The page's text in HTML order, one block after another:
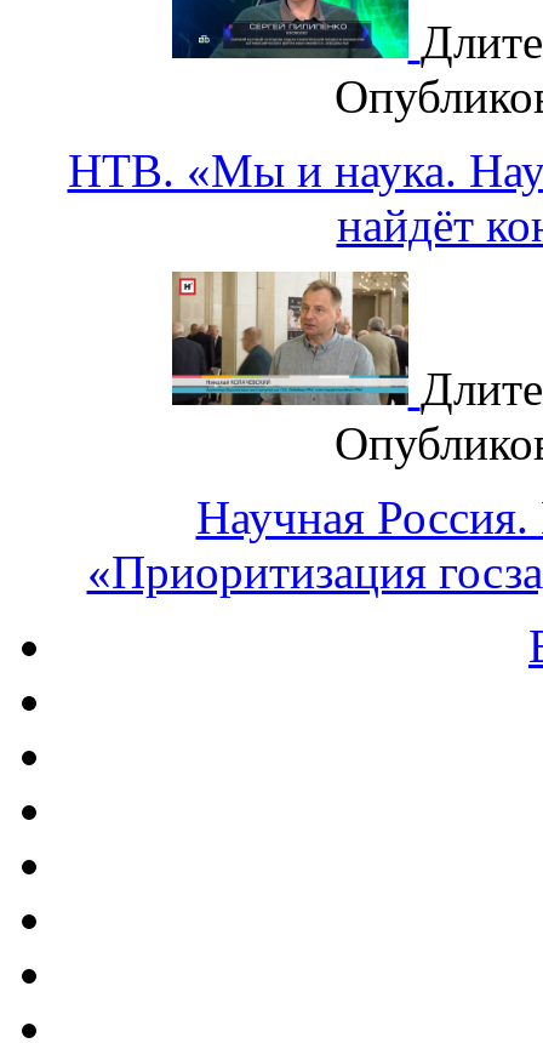
НТВ. «Мы и наука.
найдёт
Научная
«Приоритизация